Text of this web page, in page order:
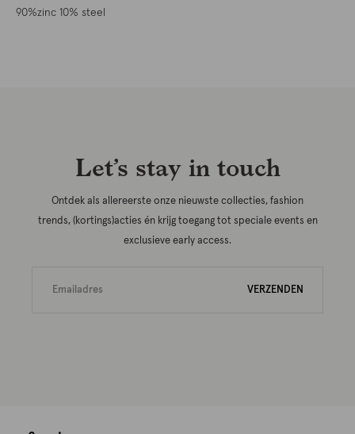
90%zinc 10% steel
Let’s stay in touch
Ontdek als allereerste onze nieuwste collecties, fashion
trends, (kortings)acties én krijg toegang tot speciale events en
exclusieve early access.
VERZENDEN